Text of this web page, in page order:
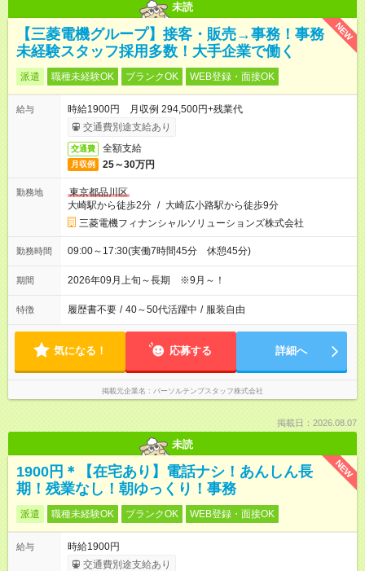
未読
NEW
【三菱電機グループ】接客・販売→事務！事務
未経験スタッフ採用多数！大手企業で働く
派遣 職種未経験OK ブランクOK WEB登録・面接OK
給与
時給1900円 月収例 294,500円+残業代
交通費別途支給あり
交通費 全額支給
月収例 25～30万円
勤務地
東京都品川区
大崎駅から徒歩2分 / 大崎広小路駅から徒歩9分
三菱電機フィナンシャルソリューションズ株式会社
勤務時間 09:00～17:30(実働7時間45分 休憩45分)
期間 2026年09月上旬～長期 ※9月～！
特徴 履歴書不要 / 40～50代活躍中 / 服装自由
気になる！ 応募する 詳細へ
掲載元企業名 パーソルテンプスタッフ株式会社
掲載日：2026.08.07
未読
NEW
1900円＊【在宅あり】電話ナシ！あんしん長
期！残業なし！朝ゆっくり！事務
派遣 職種未経験OK ブランクOK WEB登録・面接OK
給与
時給1900円
交通費別途支給あり